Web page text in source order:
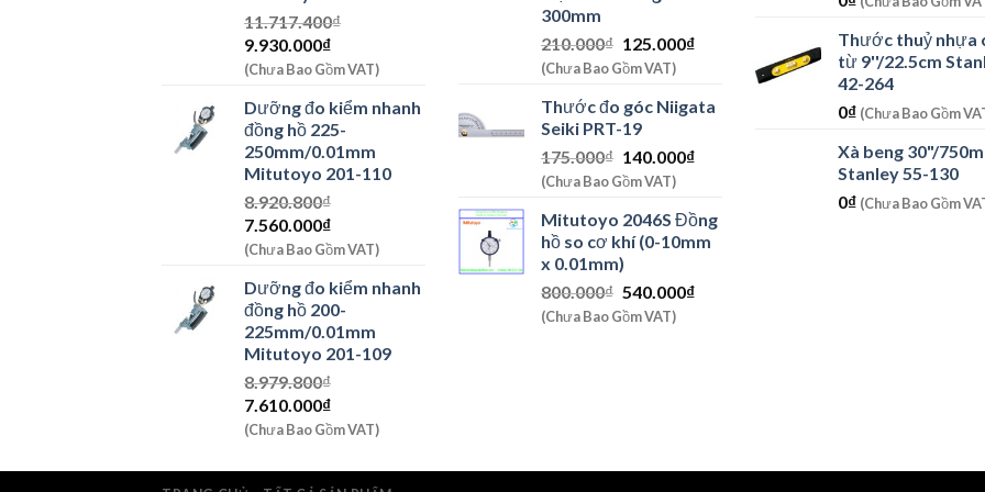
11.717.400₫
Giá
gốc
11.717.400₫.
9.930.000₫Giá
hiện
là:
9.930.000₫.
(Chưa Bao Gồm VAT)
Dưỡng đo kiểm nhanh
đồng hồ 225-
250mm/0.01mm
Mitutoyo 201-110
8.920.800₫
Giá
gốc
8.920.800₫.
7.560.000₫Giá
hiện
là:
7.560.000₫.
(Chưa Bao Gồm VAT)
Dưỡng đo kiểm nhanh
đồng hồ 200-
225mm/0.01mm
Mitutoyo 201-109
8.979.800₫
Giá
gốc
8.979.800₫.
7.610.000₫Giá
hiện
là:
(Chưa Bao Gồm VAT)
300mm
210.000₫ Giá
gốc
210.000₫.
125.000₫Giá
là:
(Chưa Bao Gồm VAT)
Thước đo góc Niigata
Seiki PRT-19
175.000₫ Giá
gốc
175.000₫.
140.000₫Giá
là:
140.000₫.
(Chưa Bao Gồm VAT)
Mitutoyo 2046S Đồng
hồ so cơ khí (0-10mm
x 0.01mm)
800.000₫ Giá
gốc
540.000₫Giá
(Chưa Bao Gồm VAT)
Thước thuỷ nhựa
từ 9''/22.5cm
42-264
0₫ (Chưa Bao Gồm
Xà beng 30"/
Stanley 55-130
0₫ (Chưa Bao Gồm